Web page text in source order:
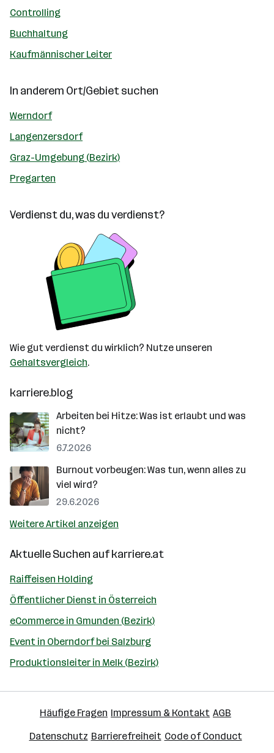
Controlling
Buchhaltung
Kaufmännischer Leiter
In anderem Ort/Gebiet suchen
Werndorf
Langenzersdorf
Graz-Umgebung (Bezirk)
Pregarten
Verdienst du, was du verdienst?
Wie gut verdienst du wirklich? Nutze unseren
Gehaltsvergleich.
karriere.blog
Arbeiten bei Hitze: Was ist erlaubt und was
nicht?
6.7.2026
Burnout vorbeugen: Was tun, wenn alles zu
viel wird?
29.6.2026
Weitere Artikel anzeigen
Aktuelle Suchen aufkarriere.at
Raiffeisen Holding
Öffentlicher Dienst in Österreich
eCommerce in Gmunden (Bezirk)
Event in Oberndorf bei Salzburg
Produktionsleiter in Melk (Bezirk)
Häufige Fragen Impressum & Kontakt AGB
Datenschutz Barrierefreiheit Code of Conduct